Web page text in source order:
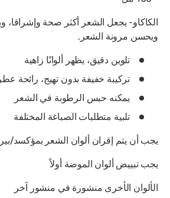
الكاكاو- يجعل الشعر أكثر صحة وإشراقا،
ويحسن مرونة الشعر.
تلوين دقيق، يظهر ألوانًا زاهية
تركيبة خفيفة بدون تهيج، رائحة
يمكنه حبس الرطوبة في الشعر
تلبية متطلبات الصباغة المختلفة
يجب أن يتم إقران ألوان الشعر بمؤكسد/
يجب تبييض ألوان الموضة أولاً
الألوان الأخرى منشورة في منشور آخر